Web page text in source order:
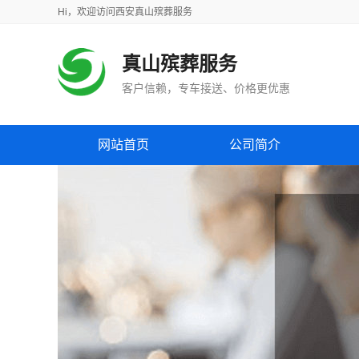
Hi， 欢迎访问 西安真山殡葬服务
真山殡葬服务
客户信赖，专车接送、价格更优惠
网站首页 公司简介